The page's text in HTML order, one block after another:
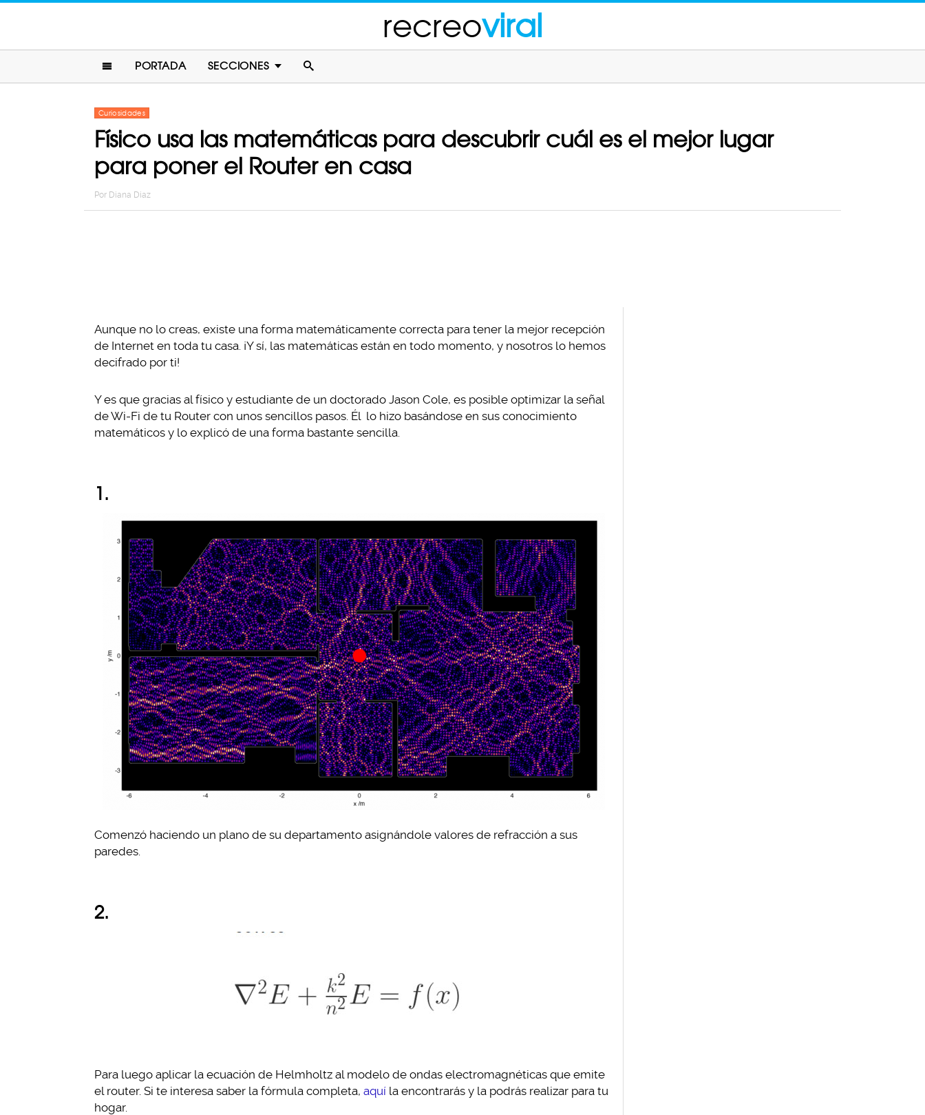
recreoviral
PORTADA SECCIONES
Curiosidades
Físico usa las matemáticas para descubrir cuál es el mejor lugar
para poner el Router en casa
Por Diana Diaz
Aunque no lo creas, existe una forma matemáticamente correcta para tener la mejor recepción
de Internet en toda tu casa. ¡Y sí, las matemáticas están en todo momento, y nosotros lo hemos
decifrado por ti!
Y es que gracias al físico y estudiante de un doctorado Jason Cole, es posible optimizar la señal
de Wi-Fi de tu Router con unos sencillos pasos. Él lo hizo basándose en sus conocimiento
matemáticos y lo explicó de una forma bastante sencilla.
1.
Comenzó haciendo un plano de su departamento asignándole valores de refracción a sus
paredes.
2.
Para luego aplicar la ecuación de Helmholtz al modelo de ondas electromagnéticas que emite
el router. Si te interesa saber la fórmula completa, aquí la encontrarás y la podrás realizar para tu
hogar.